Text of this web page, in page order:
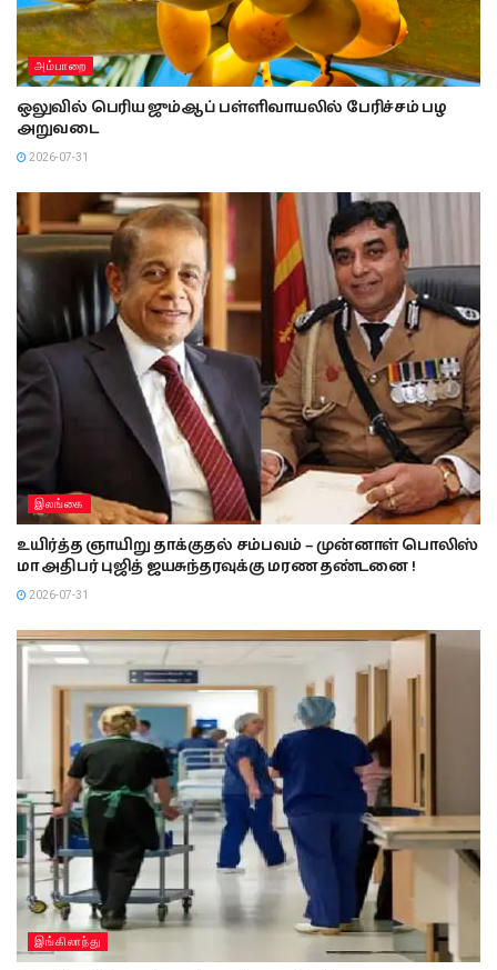
அம்பாறை
ஒலுவில் பெரிய ஜும்ஆப் பள்ளிவாயலில் பேரிச்சம் பழ
அறுவடை
2026-07-31
இலங்கை
உயிர்த்த ஞாயிறு தாக்குதல் சம்பவம் – முன்னாள் பொலிஸ்
மா அதிபர் புஜித் ஜயசுந்தரவுக்கு மரண தண்டனை !
2026-07-31
இங்கிலாந்து